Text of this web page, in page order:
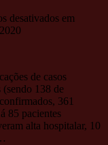
desativados em
de casos
138 de
361
85 pacientes
alta hospitalar, 10